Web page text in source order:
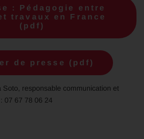
: Pédagogie entre
travaux en France
(pdf)
de presse (pdf)
Soto, responsable communication et
07 67 78 06 24